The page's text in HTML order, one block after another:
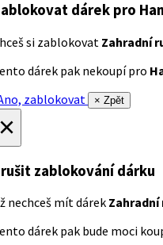
dárek pro
si zablokovat Zahradní
dárek pak nekoupí pro
zablokovat
× Zpět
zablokování dárku
nechceš mít dárek
dárek pak bude moci